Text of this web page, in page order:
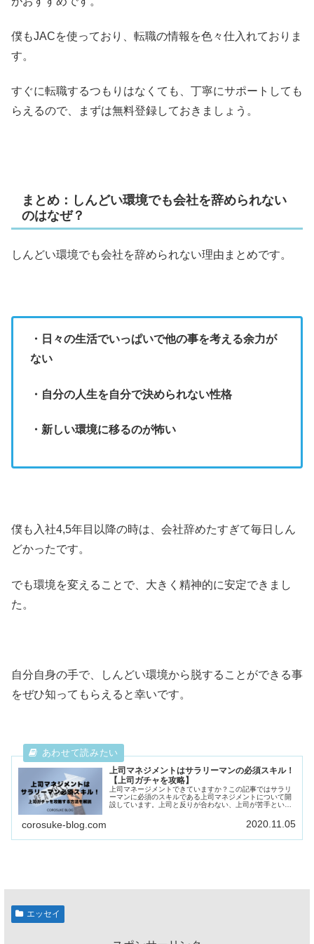
僕もJACを使っており、転職の情報を色々仕入れておりま
す。
すぐに転職するつもりはなくても、丁寧にサポートしても
らえるので、まずは無料登録しておきましょう。
まとめ：しんどい環境でも会社を辞められない
のはなぜ？
しんどい環境でも会社を辞められない理由まとめです。
・日々の生活でいっぱいで他の事を考える余力が
ない
・自分の人生を自分で決められない性格
・新しい環境に移るのが怖い
僕も入社4,5年目以降の時は、会社辞めたすぎて毎日しん
どかったです。
でも環境を変えることで、大きく精神的に安定できまし
た。
自分自身の手で、しんどい環境から脱することができる事
をぜひ知ってもらえると幸いです。
上司マネジメントはサラリーマンの必須スキル！
【上司ガチャを攻略】
上司マネージメントできていますか？この記事ではサラリ
ーマンに必須のスキルである上司マネジメントについて開
設しています。上司と反りが合わない、上司が苦手という
corosuke-blog.com 2020.11.05
エッセイ